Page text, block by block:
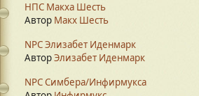
НПС Макха Шесть
Автор Макх Шесть
NPC Элизабет Иденмарк
АвторЭлизабет Иденмарк
NPC Симбера/Инфирмукса